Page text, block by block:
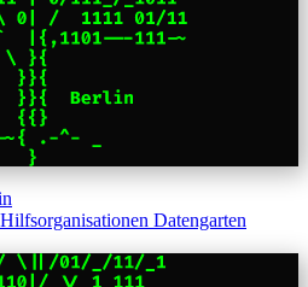
Hilfsorganisationen Datengarten